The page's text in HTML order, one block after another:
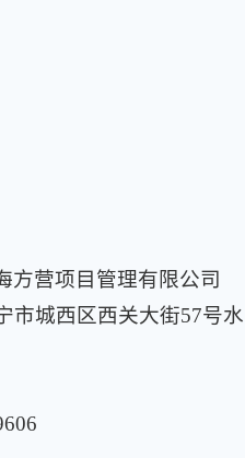
方营项目管理有限公司
城西区西关大街57号